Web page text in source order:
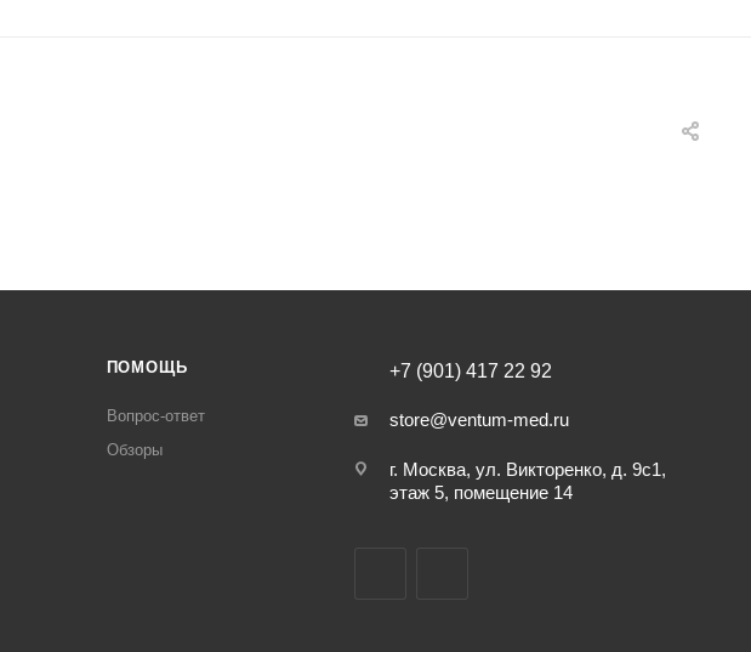
ПОМОЩЬ
Вопрос-ответ
Обзоры
+7 (901) 417 22 92
store@ventum-med.ru
г. Москва, ул. Викторенко, д. 9с1,
этаж 5, помещение 14